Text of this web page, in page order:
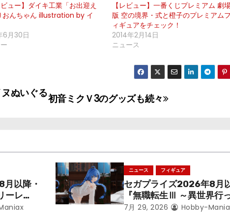
ビュー】ダイキ工業「お出迎え
おんちゃん illustration by イ
6月30日
【レビュー】一番くじプレミアム 劇
版 空の境界・式と橙子のプレミアム
ィギュアをチェック！
2014年2月14日
ニュース
初音ミクＶ3のグッズも続々
ぬいぐる
以降・
ーレ
とにな
ン」を
ニュース フィギュア
セガプライズ2026年8月
『無職転生Ⅲ ～異世界行
本気だす～』から「ロキ
7月 29, 2026 Hobby-